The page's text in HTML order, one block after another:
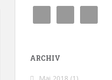
ARCHIV